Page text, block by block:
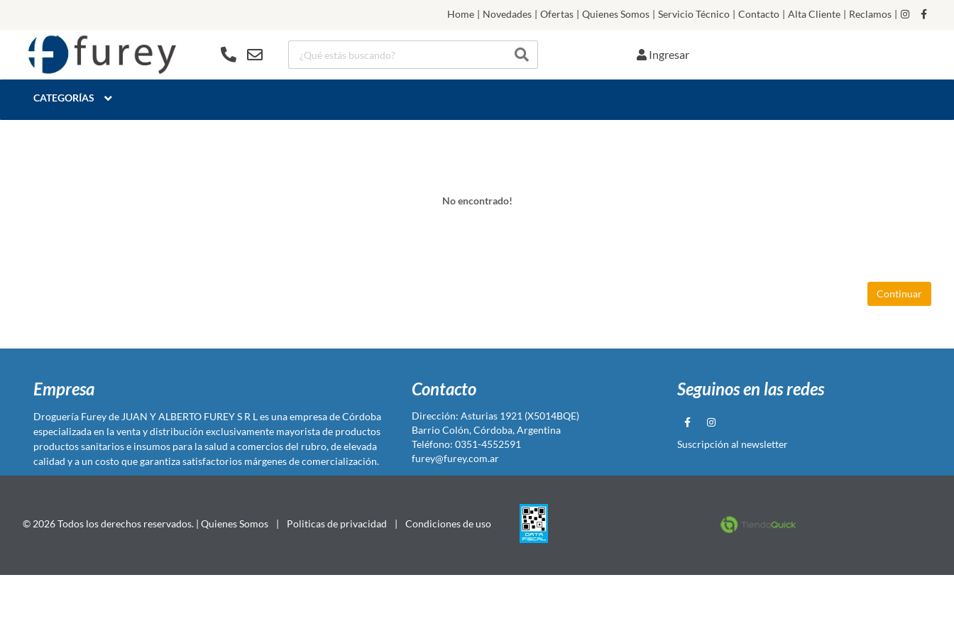
Home | Novedades | Ofertas | Quienes Somos | Servicio Técnico | Contacto | Alta Cliente | Reclamos |
Ingresar
CATEGORÍAS
No encontrado!
Continuar
Empresa
Droguería Furey de JUAN Y ALBERTO FUREY S R L es una empresa de Córdoba
especializada en la venta y distribución exclusivamente mayorista de productos
productos sanitarios e insumos para la salud a comercios del rubro, de elevada
calidad y a un costo que garantiza satisfactorios márgenes de comercialización.
Contacto
Dirección: Asturias 1921 (X5014BQE)
Barrio Colón, Córdoba, Argentina
Teléfono: 0351-4552591
furey@furey.com.ar
Seguinos en las redes
Suscripción al newsletter
© 2026 Todos los derechos reservados. | Quienes Somos | Politicas de privacidad | Condiciones de uso